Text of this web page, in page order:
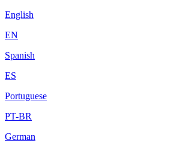
English
EN
Spanish
ES
Portuguese
PT-BR
German